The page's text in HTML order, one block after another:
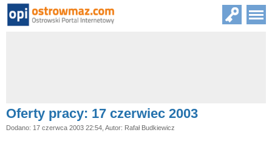
Oferty pracy: 17 czerwiec 2003
Dodano: 17 czerwca 2003 22:54, Autor: Rafał Budkiewicz